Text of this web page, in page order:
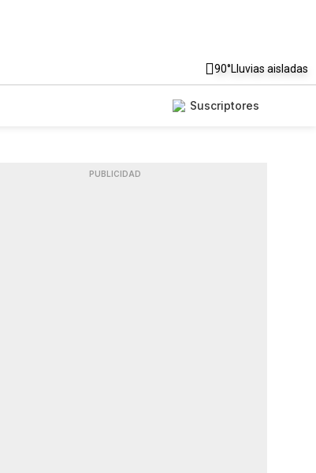
90°Lluvias aisladas
Suscriptores
PUBLICIDAD